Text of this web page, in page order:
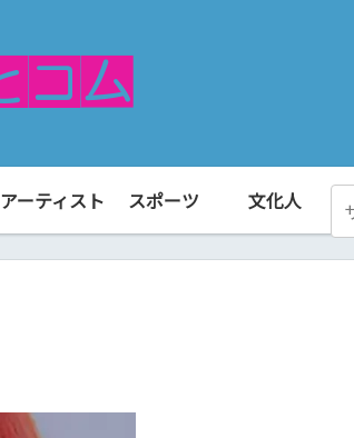
アーティスト スポーツ 文化人